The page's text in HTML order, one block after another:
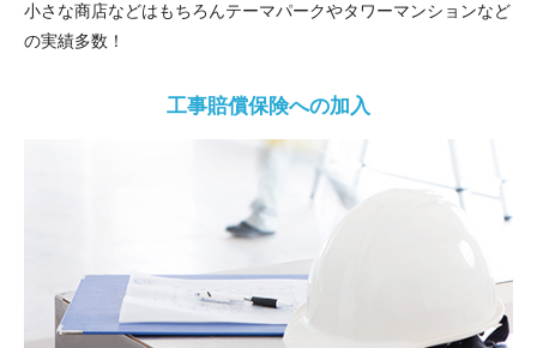
小さな商店などはもちろんテーマパークやタワーマンションなど
の実績多数！
工事賠償保険への加入